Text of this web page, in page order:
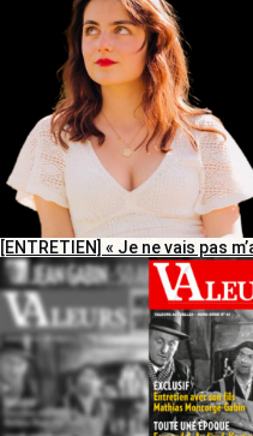
[ENTRETIEN] « Je ne vais pas